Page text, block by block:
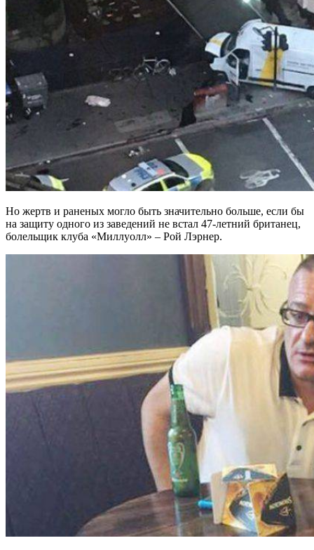
Но жертв и раненых могло быть значительно больше, если бы
на защиту одного из заведений не встал 47-летний британец,
болельщик клуба «Миллуолл» – Рой Лэрнер.